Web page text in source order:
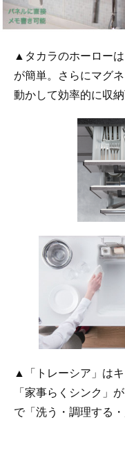
▲タカラのホーロー
が簡単。さらにマグ
動かして効率的に収
▲「トレーシア」は
「家事らくシンク」
で「洗う・調理する